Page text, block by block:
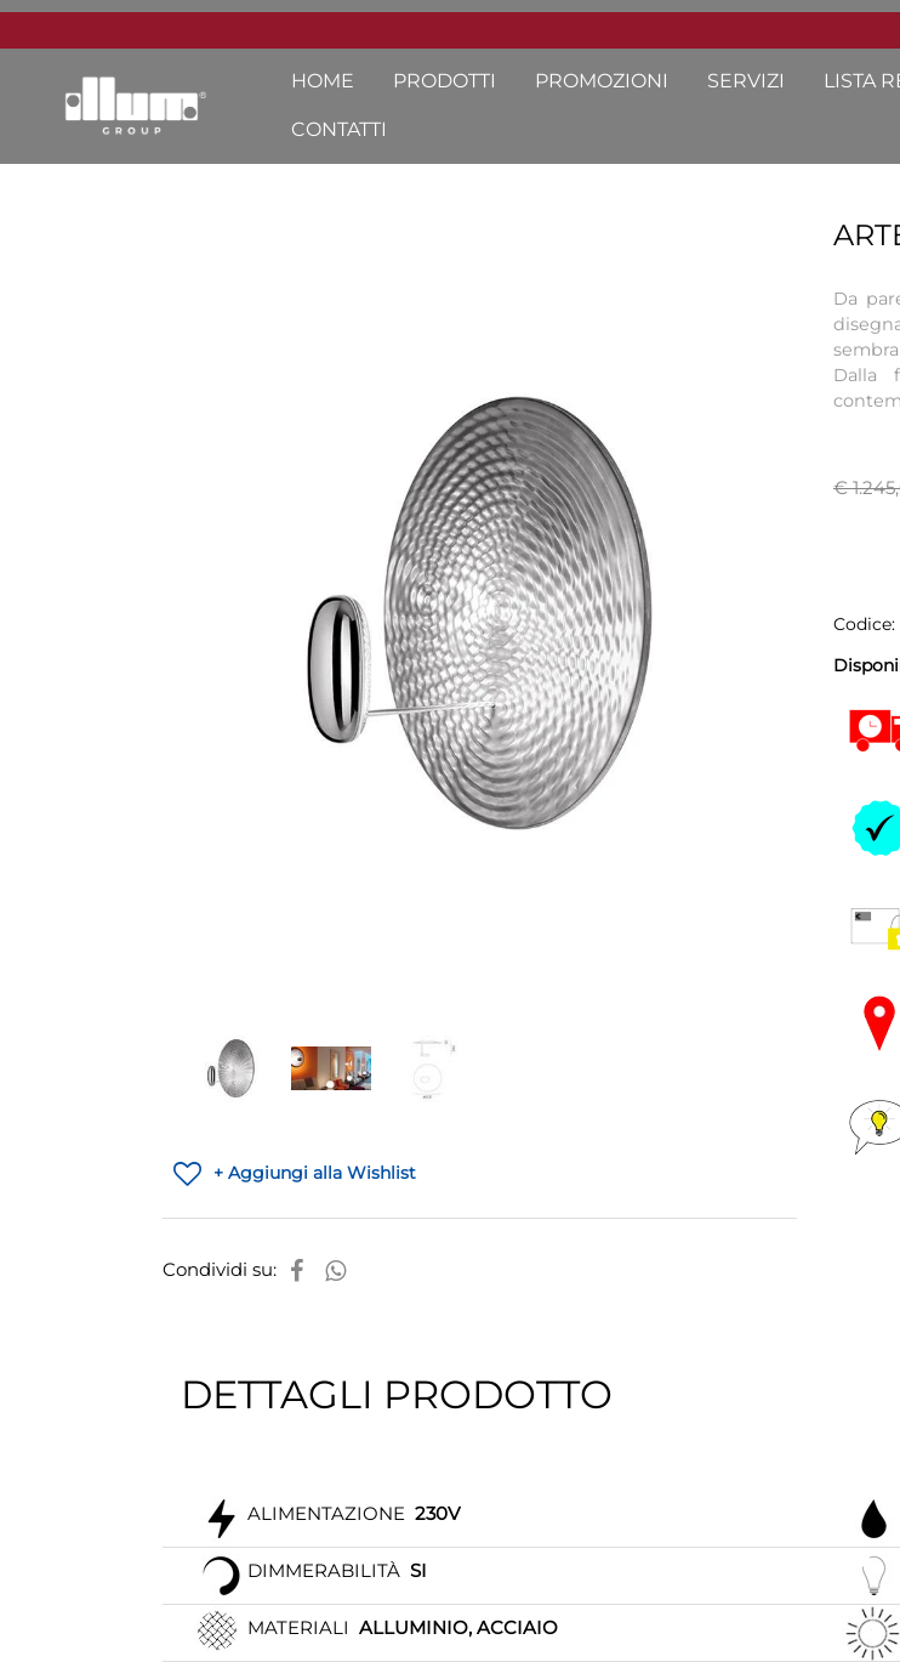
HOME PRODOTTI PROMOZIONI SERVIZI LISTA
CONTATTI
+ Aggiungi alla Wishlist
Condividi su:
Da
Dalla
€
Codice:
DETTAGLI PRODOTTO
ALIMENTAZIONE 230V
DIMMERABILITÀ SI
MATERIALI ALLUMINIO, ACCIAIO